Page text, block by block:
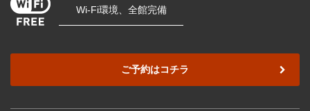
Wi-Fi環境、全館完備
ご予約はコチラ